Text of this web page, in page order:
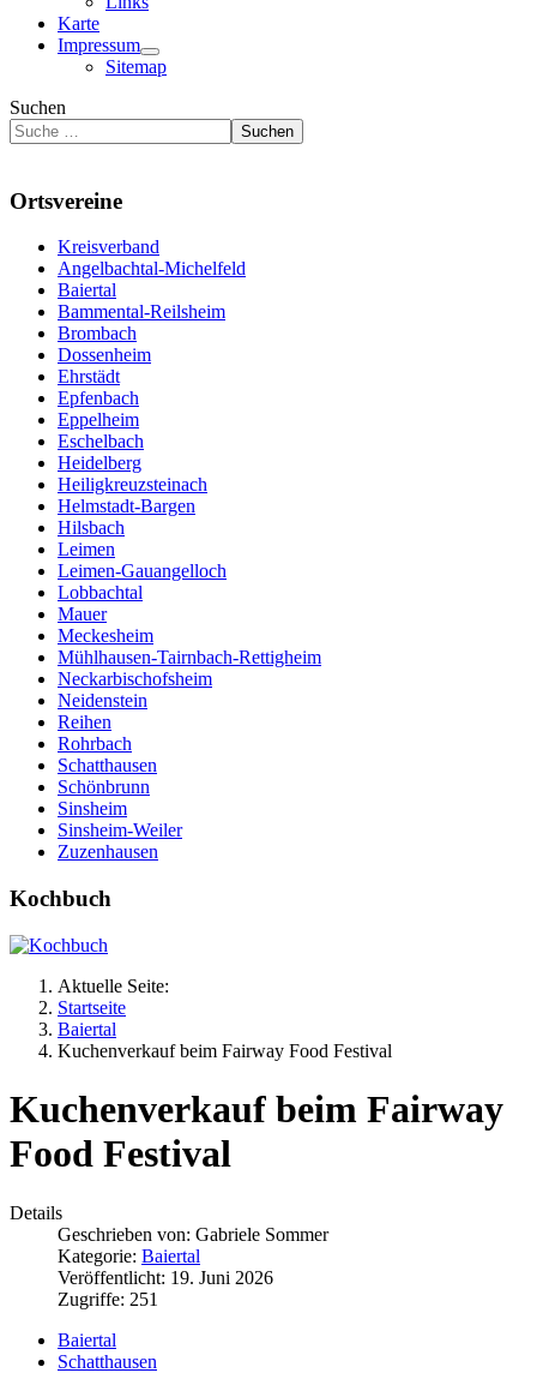
Karte
Impressum
Sitemap
Suchen
Suchen
Ortsvereine
Kreisverband
Angelbachtal-Michelfeld
Baiertal
Bammental-Reilsheim
Brombach
Dossenheim
Ehrstädt
Epfenbach
Eppelheim
Eschelbach
Heidelberg
Heiligkreuzsteinach
Helmstadt-Bargen
Hilsbach
Leimen
Leimen-Gauangelloch
Lobbachtal
Mauer
Meckesheim
Mühlhausen-Tairnbach-Rettigheim
Neckarbischofsheim
Neidenstein
Reihen
Rohrbach
Schatthausen
Schönbrunn
Sinsheim
Sinsheim-Weiler
Zuzenhausen
Kochbuch
Aktuelle Seite:
Startseite
Baiertal
Kuchenverkauf beim Fairway Food Festival
Kuchenverkauf beim Fairway
Food Festival
Details
Geschrieben von: Gabriele Sommer
Kategorie: Baiertal
Veröffentlicht: 19. Juni 2026
Zugriffe: 251
Baiertal
Schatthausen